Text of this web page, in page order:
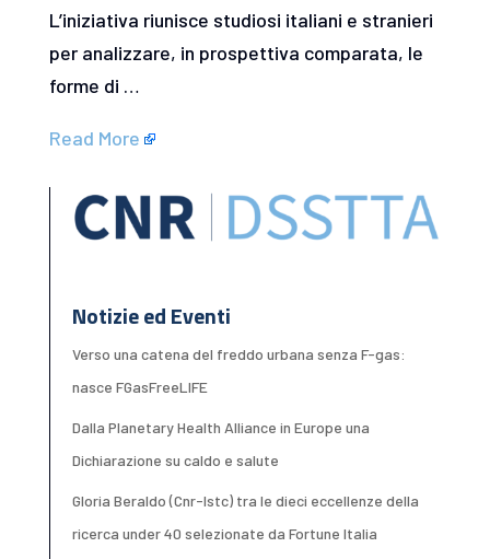
L’iniziativa riunisce studiosi italiani e stranieri
per analizzare, in prospettiva comparata, le
forme di …
Read More
Notizie ed Eventi
Verso una catena del freddo urbana senza F-gas:
nasce FGasFreeLIFE
Dalla Planetary Health Alliance in Europe una
Dichiarazione su caldo e salute
Gloria Beraldo (Cnr-Istc) tra le dieci eccellenze della
ricerca under 40 selezionate da Fortune Italia